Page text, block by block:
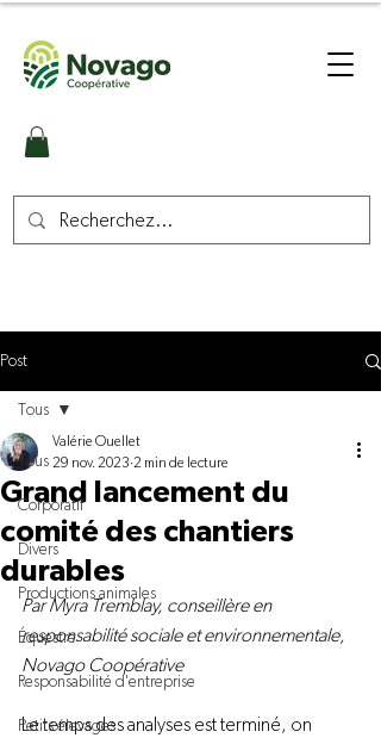
Post
Tous
Corporatif
Divers
Productions animales
Équestre
Responsabilité d'entreprise
Petits élevages
Tous
Grand lancement du
comité des chantiers
durables
Valérie Ouellet
29 nov. 2023 2 min de lecture
Par Myra Tremblay, conseillère en
responsabilité sociale et environnementale,
Novago Coopérative
Le temps des analyses est terminé, on